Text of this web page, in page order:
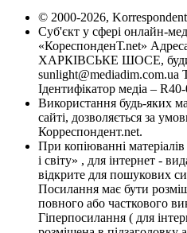
© 2000-2026,
Суб'єкт у сфері онлайн-
«КореспонденТ.net»
ХАРКІВСЬКЕ ШОСЕ,
sunlight@mediadim.com.ua
Ідентифікатор медіа –
Використання будь-яких
сайті, дозволяється за
Корреспондент.net.
При копіюванні
і світу» , для інтернет -
відкрите для пошукових
Посилання має бути
повного або часткового
Гіперпосилання ( для